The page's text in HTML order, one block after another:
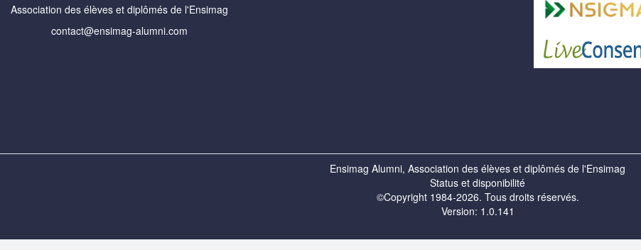
Association des élèves et diplômés de l'Ensimag
contact@ensimag-alumni.com
Ensimag Alumni, Association des élèves et diplômés de l'Ensimag
Status et disponibilité
©Copyright 1984-2026. Tous droits réservés.
Version: 1.0.141